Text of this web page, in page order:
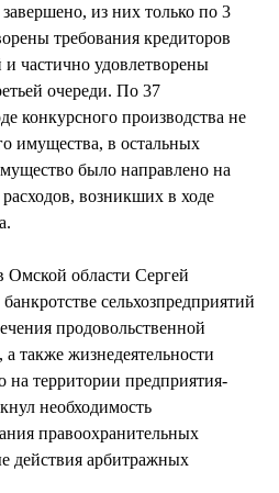
из них только по 3
требования кредиторов
частично удовлетворены
очереди. По 37
конкурсного производства не
имущества, в остальных
было направлено на
возникших в ходе
Омской области Сергей
сельхозпредприятий
продовольственной
а также жизнедеятельности
территории предприятия-
необходимость
правоохранительных
действия арбитражных